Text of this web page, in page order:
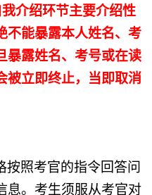
我介绍环节主要介绍性
不能暴露本人姓名、考
暴露姓名、考号或在读
被立即终止，当即取消
照考官的指令回答问
息。考生须服从考官对